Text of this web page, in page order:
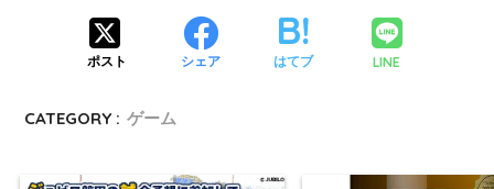
ポスト シェア はてブ LINE
CATEGORY : ゲーム